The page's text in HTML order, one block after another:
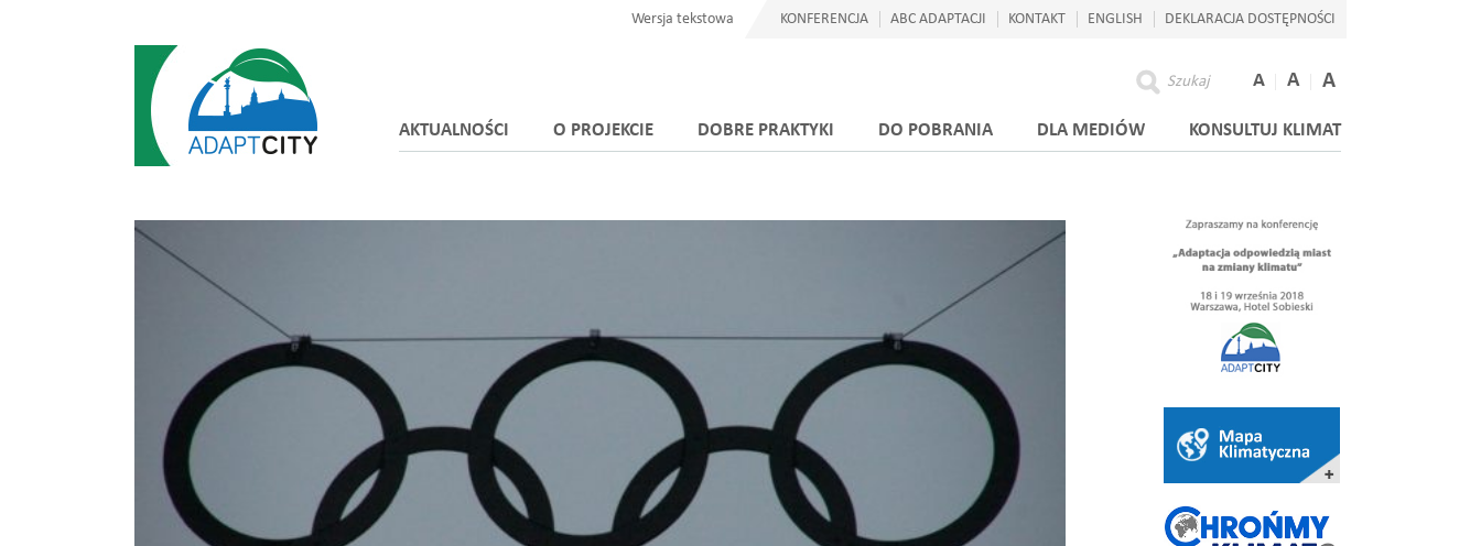
KONFERENCJA ABC ADAPTACJI KONTAKT ENGLISH DEKLARACJA DOSTĘPNOŚCI
A A A
Wersja tekstowa
Szukaj
AKTUALNOŚCI O PROJEKCIE DOBRE PRAKTYKI DO POBRANIA DLA MEDIÓW KONSULTUJ KLIMAT